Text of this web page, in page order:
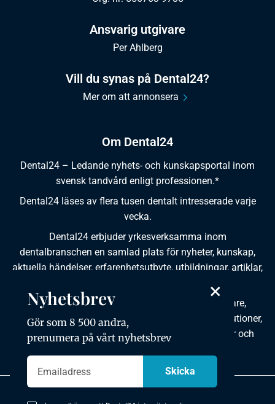
Om Dental24
Dental24 – Ledande nyhets- och kunskapsportal inom
svensk tandvård enligt professionen.*
Dental24 läses av flera tusen dentalt intresserade varje
vecka.
Dental24 erbjuder yrkesverksamma inom
dentalbranschen en samlad plats för nyheter, kunskap,
aktuella händelser, erfarenhetsutbyte, utbildningar, artiklar,
Dental24 produceras i samverkan med tandläkare,
tandhygienister, tandsköterskor, tandtekniker, institutioner,
kursgivare, föreningar, organisationer, leverantörer och
Ansvarig utgivare
Per Ahlberg
Vill du synas på Dental24?
Mer om att annonsera
×
Nyhetsbrev
Gör som 8 500 andra,
prenumera på vårt nyhetsbrev